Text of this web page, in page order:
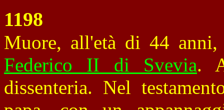
1198
Muore, all'età di 44
Federico II di Svevia.
dissenteria. Nel